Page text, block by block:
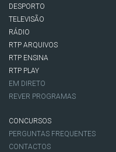
DESPORTO
TELEVISÃO
RÁDIO
RTP ARQUIVOS
RTP ENSINA
RTP PLAY
EM DIRETO
REVER PROGRAMAS
CONCURSOS
PERGUNTAS FREQUENTES
CONTACTOS